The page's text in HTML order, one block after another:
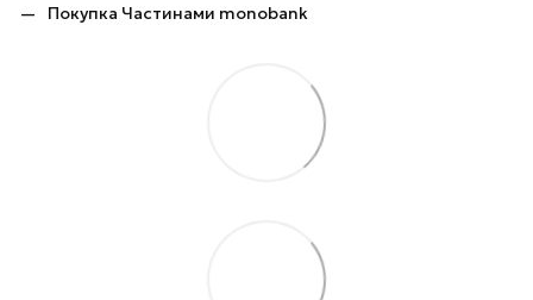
Покупка Частинами monobank